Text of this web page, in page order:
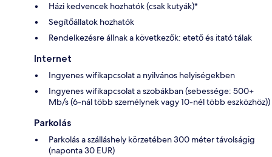
Házi kedvencek hozhatók (csak kutyák)*
Segítőállatok hozhatók
Rendelkezésre állnak a következők: etető és itató tálak
Internet
Ingyenes wifikapcsolat a nyilvános helyiségekben
Ingyenes wifikapcsolat a szobákban (sebessége: 500+
Mb/s (6-nál több személynek vagy 10-nél több eszközhöz))
Parkolás
Parkolás a szálláshely körzetében 300 méter távolságig
(naponta 30 EUR)